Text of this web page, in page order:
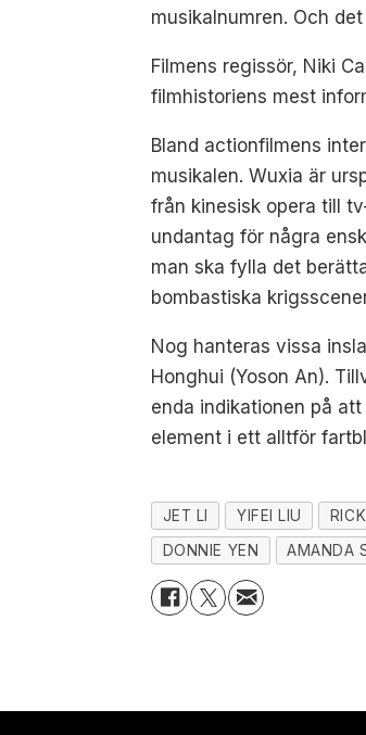
musikalnumren. Och
Filmens regissör, Niki
filmhistoriens mest
Bland actionfilmens
musikalen. Wuxia är
från kinesisk opera till
undantag för några
man ska fylla det
bombastiska
Nog hanteras vissa
Honghui (Yoson An).
enda indikationen på
element i ett alltför
JET LI YIFEI LIU
DONNIE YEN
AMANDA